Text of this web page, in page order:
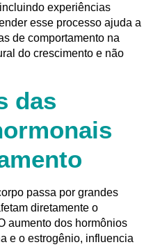
experiências
esse processo ajuda a
de comportamento na
do crescimento e não
das
passa por grandes
diretamente o
aumento dos hormônios
e o estrogênio, influencia